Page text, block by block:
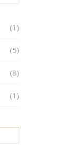
(1)
(5)
(8)
(1)